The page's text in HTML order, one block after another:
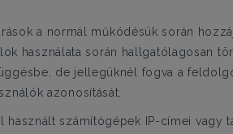
a normál működésük során
használata során hallgatólagosan
de jellegüknél fogva a
azonosítását.
számítógépek IP-címei vagy